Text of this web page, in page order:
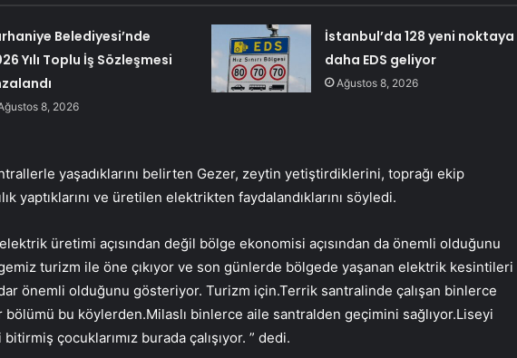
Belediyesi’nde
Yılı Toplu İş Sözleşmesi
8, 2026
İstanbul’da 128 yeni noktaya
daha EDS geliyor
Ağustos 8, 2026
yaşadıklarını belirten Gezer, zeytin yetiştirdiklerini, toprağı ekip
yaptıklarını ve üretilen elektrikten faydalandıklarını söyledi.
üretimi açısından değil bölge ekonomisi açısından da önemli olduğunu
turizm ile öne çıkıyor ve son günlerde bölgede yaşanan elektrik kesintileri
önemli olduğunu gösteriyor. Turizm için.Terrik santralinde çalışan binlerce
bu köylerden.Milaslı binlerce aile santralden geçimini sağlıyor.Liseyi
çocuklarımız burada çalışıyor. ” dedi.